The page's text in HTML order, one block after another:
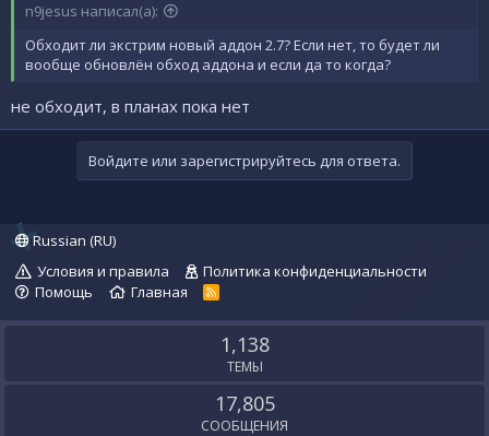
n9jesus написал(а):
Обходит ли экстрим новый аддон 2.7? Если нет, то будет ли
вообще обновлён обход аддона и если да то когда?
не обходит, в планах пока нет
Войдите или зарегистрируйтесь для ответа.
Russian (RU)
Условия и правила
Политика конфиденциальности
Помощь
Главная
R
S
1,138
ТЕМЫ
17,805
СООБЩЕНИЯ